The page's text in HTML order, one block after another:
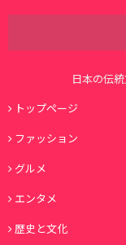
日本の伝
トップページ
ファッション
グルメ
エンタメ
歴史と文化